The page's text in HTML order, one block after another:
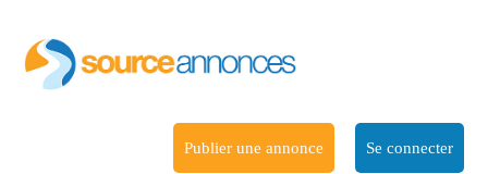
Publier une annonce Se connecter